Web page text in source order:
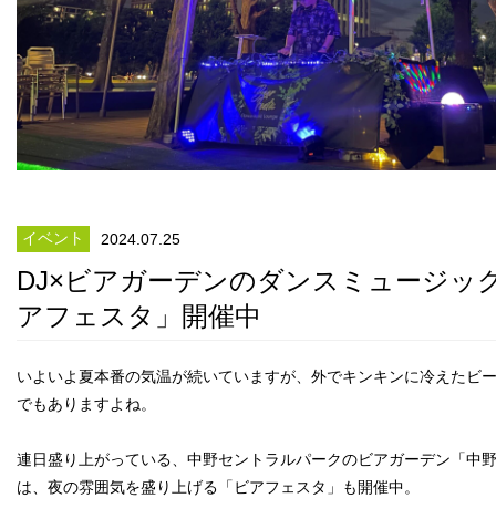
イベント 2024.07.25
DJ×ビアガーデンのダンスミュージッ
アフェスタ」開催中
いよいよ夏本番の気温が続いていますが、外でキンキンに冷えたビ
でもありますよね。
連日盛り上がっている、中野セントラルパークのビアガーデン「中
は、夜の雰囲気を盛り上げる「ビアフェスタ」も開催中。